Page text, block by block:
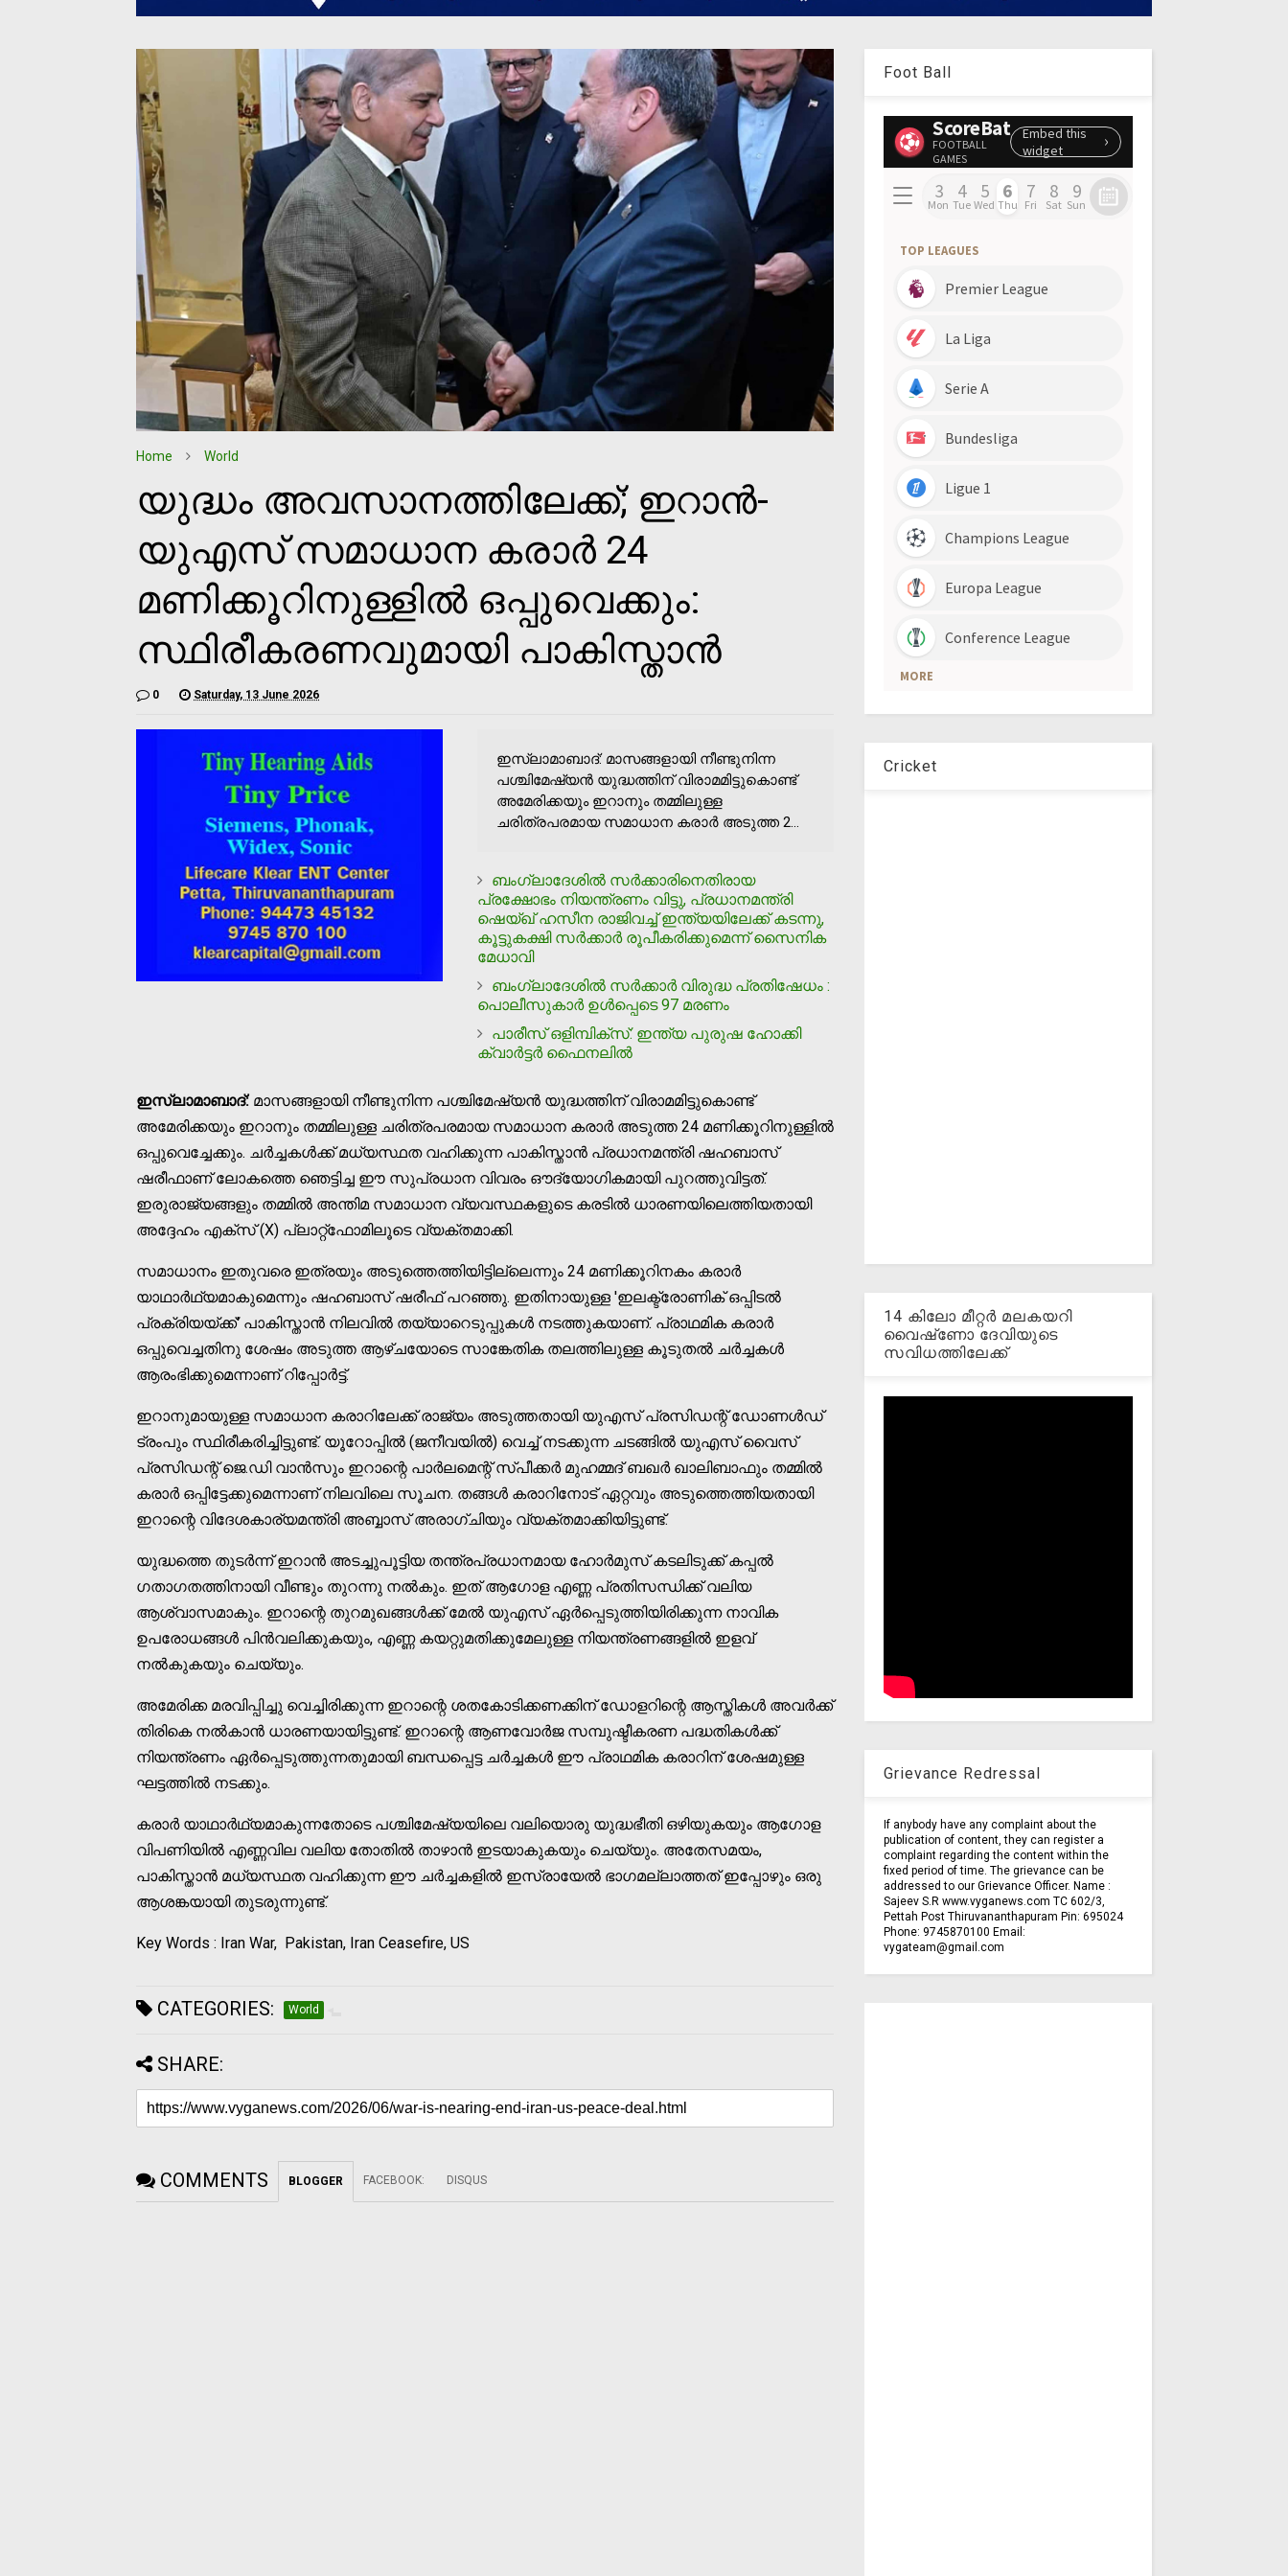
Home World
യുദ്ധം അവസാനത്തിലേക്ക്; ഇറാൻ-
യുഎസ് സമാധാന കരാർ 24
മണിക്കൂറിനുള്ളിൽ ഒപ്പുവെക്കും:
സ്ഥിരീകരണവുമായി പാകിസ്താൻ
0 Saturday, 13 June 2026
ഇസ്ലാമാബാദ്: മാസങ്ങളായി നീണ്ടുനിന്ന
പശ്ചിമേഷ്യൻ യുദ്ധത്തിന് വിരാമമിട്ടുകൊണ്ട്
അമേരിക്കയും ഇറാനും തമ്മിലുള്ള
ചരിത്രപരമായ സമാധാന കരാർ അടുത്ത 2...
ബംഗ്ലാദേശില്‍ സര്‍ക്കാരിനെതിരായ
പ്രക്ഷോഭം നിയന്ത്രണം വിട്ടു, പ്രധാനമന്ത്രി
ഷെയ്ഖ് ഹസീന രാജിവച്ച് ഇന്ത്യയിലേക്ക് കടന്നു,
കൂട്ടുകക്ഷി സർക്കാർ രൂപീകരിക്കുമെന്ന് സൈനിക
മേധാവി
ബംഗ്ലാദേശില്‍ സര്‍ക്കാര്‍ വിരുദ്ധ പ്രതിഷേധം :
പൊലീസുകാര്‍ ഉള്‍പ്പെടെ 97 മരണം
പാരീസ് ഒളിമ്പിക്സ്: ഇന്ത്യ പുരുഷ ഹോക്കി
ക്വാര്‍ട്ടര്‍ ഫൈനലില്‍
ഇസ്ലാമാബാദ്: മാസങ്ങളായി നീണ്ടുനിന്ന പശ്ചിമേഷ്യൻ യുദ്ധത്തിന് വിരാമമിട്ടുകൊണ്ട്
അമേരിക്കയും ഇറാനും തമ്മിലുള്ള ചരിത്രപരമായ സമാധാന കരാർ അടുത്ത 24 മണിക്കൂറിനുള്ളിൽ
ഒപ്പുവെച്ചേക്കും. ചർച്ചകൾക്ക് മധ്യസ്ഥത വഹിക്കുന്ന പാകിസ്താൻ പ്രധാനമന്ത്രി ഷഹബാസ്
ഷരീഫാണ് ലോകത്തെ ഞെട്ടിച്ച ഈ സുപ്രധാന വിവരം ഔദ്യോഗികമായി പുറത്തുവിട്ടത്.
ഇരുരാജ്യങ്ങളും തമ്മിൽ അന്തിമ സമാധാന വ്യവസ്ഥകളുടെ കരടിൽ ധാരണയിലെത്തിയതായി
അദ്ദേഹം എക്സ് (X) പ്ലാറ്റ്‌ഫോമിലൂടെ വ്യക്തമാക്കി.
സമാധാനം ഇതുവരെ ഇത്രയും അടുത്തെത്തിയിട്ടില്ലെന്നും 24 മണിക്കൂറിനകം കരാർ
യാഥാർഥ്യമാകുമെന്നും ഷഹബാസ് ഷരീഫ് പറഞ്ഞു. ഇതിനായുള്ള 'ഇലക്ട്രോണിക് ഒപ്പിടൽ
പ്രക്രിയയ്ക്ക്' പാകിസ്താൻ നിലവിൽ തയ്യാറെടുപ്പുകൾ നടത്തുകയാണ്. പ്രാഥമിക കരാർ
ഒപ്പുവെച്ചതിനു ശേഷം അടുത്ത ആഴ്ചയോടെ സാങ്കേതിക തലത്തിലുള്ള കൂടുതൽ ചർച്ചകൾ
ആരംഭിക്കുമെന്നാണ് റിപ്പോർട്ട്.
ഇറാനുമായുള്ള സമാധാന കരാറിലേക്ക് രാജ്യം അടുത്തതായി യുഎസ് പ്രസിഡന്റ് ഡോണൾഡ്
ട്രംപും സ്ഥിരീകരിച്ചിട്ടുണ്ട്. യൂറോപ്പിൽ (ജനീവയിൽ) വെച്ച് നടക്കുന്ന ചടങ്ങിൽ യുഎസ് വൈസ്
പ്രസിഡന്റ് ജെ.ഡി വാൻസും ഇറാന്റെ പാർലമെന്റ് സ്പീക്കർ മുഹമ്മദ് ബഖർ ഖാലിബാഫും തമ്മിൽ
കരാർ ഒപ്പിട്ടേക്കുമെന്നാണ് നിലവിലെ സൂചന. തങ്ങൾ കരാറിനോട് ഏറ്റവും അടുത്തെത്തിയതായി
ഇറാന്റെ വിദേശകാര്യമന്ത്രി അബ്ബാസ് അരാഗ്‌ചിയും വ്യക്തമാക്കിയിട്ടുണ്ട്.
യുദ്ധത്തെ തുടർന്ന് ഇറാൻ അടച്ചുപൂട്ടിയ തന്ത്രപ്രധാനമായ ഹോർമുസ് കടലിടുക്ക് കപ്പൽ
ഗതാഗതത്തിനായി വീണ്ടും തുറന്നു നൽകും. ഇത് ആഗോള എണ്ണ പ്രതിസന്ധിക്ക് വലിയ
ആശ്വാസമാകും. ഇറാന്റെ തുറമുഖങ്ങൾക്ക് മേൽ യുഎസ് ഏർപ്പെടുത്തിയിരിക്കുന്ന നാവിക
ഉപരോധങ്ങൾ പിൻവലിക്കുകയും, എണ്ണ കയറ്റുമതിക്കുമേലുള്ള നിയന്ത്രണങ്ങളിൽ ഇളവ്
നൽകുകയും ചെയ്യും.
അമേരിക്ക മരവിപ്പിച്ചു വെച്ചിരിക്കുന്ന ഇറാന്റെ ശതകോടിക്കണക്കിന് ഡോളറിന്റെ ആസ്തികൾ അവർക്ക്
തിരികെ നൽകാൻ ധാരണയായിട്ടുണ്ട്. ഇറാന്റെ ആണവോർജ സമ്പുഷ്ടീകരണ പദ്ധതികൾക്ക്
നിയന്ത്രണം ഏർപ്പെടുത്തുന്നതുമായി ബന്ധപ്പെട്ട ചർച്ചകൾ ഈ പ്രാഥമിക കരാറിന് ശേഷമുള്ള
ഘട്ടത്തിൽ നടക്കും.
കരാർ യാഥാർഥ്യമാകുന്നതോടെ പശ്ചിമേഷ്യയിലെ വലിയൊരു യുദ്ധഭീതി ഒഴിയുകയും ആഗോള
വിപണിയിൽ എണ്ണവില വലിയ തോതിൽ താഴാൻ ഇടയാകുകയും ചെയ്യും. അതേസമയം,
പാകിസ്താൻ മധ്യസ്ഥത വഹിക്കുന്ന ഈ ചർച്ചകളിൽ ഇസ്രായേൽ ഭാഗമല്ലാത്തത് ഇപ്പോഴും ഒരു
ആശങ്കയായി തുടരുന്നുണ്ട്.
Key Words : Iran War, Pakistan, Iran Ceasefire, US
CATEGORIES: World
SHARE:
COMMENTS BLOGGER FACEBOOK: DISQUS
Foot Ball
Cricket
14 കിലോ മീറ്റര്‍ മലകയറി
വൈഷ്‌ണോ ദേവിയുടെ
സവിധത്തിലേക്ക്
Grievance Redressal
If anybody have any complaint about the
publication of content, they can register a
complaint regarding the content within the
fixed period of time. The grievance can be
addressed to our Grievance Officer. Name :
Sajeev S.R www.vyganews.com TC 602/3,
Pettah Post Thiruvananthapuram Pin: 695024
Phone: 9745870100 Email:
vygateam@gmail.com